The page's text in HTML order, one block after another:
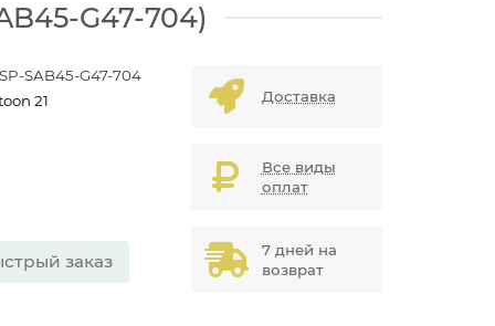
G47-704)
SAB45-G47-704
21
заказ
Доставка
Все виды
оплат
7 дней на
возврат